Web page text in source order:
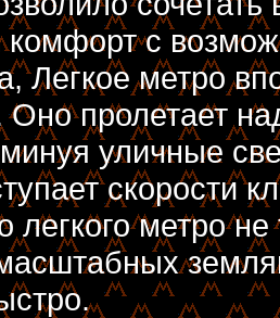
с
Легкое метро
пролетает
уличные
скорости
легкого метро